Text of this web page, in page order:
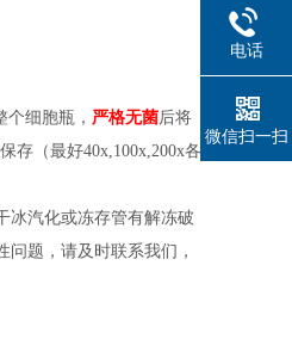
个细胞瓶 ， 严格无菌后将
存（最好40x,100x,200x各
冰汽化或冻存管有解冻破
题，请及时联系我们，
电话
微信扫一扫